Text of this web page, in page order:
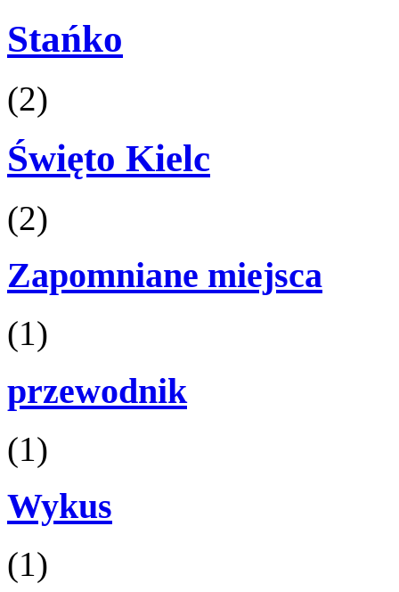
Stańko
(2)
Święto Kielc
(2)
Zapomniane miejsca
(1)
przewodnik
(1)
Wykus
(1)